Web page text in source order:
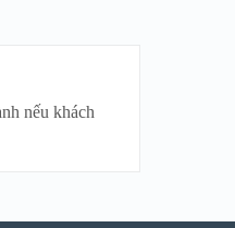
nếu khách